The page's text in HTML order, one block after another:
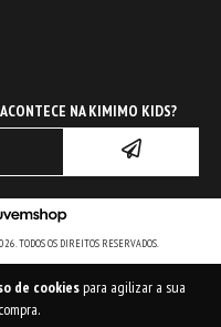
de cookiespara agilizar a sua
NA KIMIMO KIDS?
TODOS OS DIREITOS RESERVADOS.